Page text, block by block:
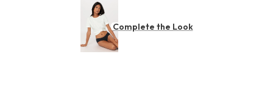
Complete the Look